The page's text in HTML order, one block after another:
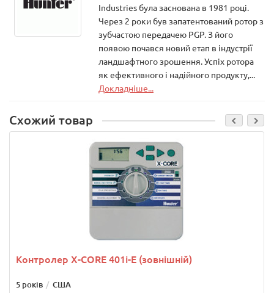
Industries була заснована в 1981 році.
Через 2 роки був запатентований ротор з
зубчастою передачею PGP. З його
появою почався новий етап в індустрії
ландшафтного зрошення. Успіх ротора
як ефективного і надійного продукту,...
Докладніше...
Схожий товар
Контролер X-CORE 401i-E (зовнішній)
5 років США